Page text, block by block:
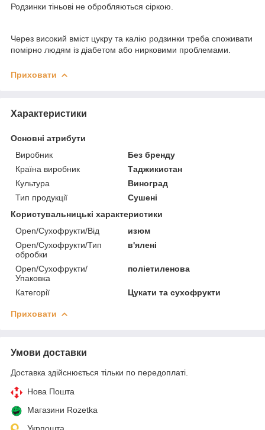
Родзинки тіньові не обробляються сіркою.
Через високий вміст цукру та калію родзинки треба споживати
помірно людям із діабетом або нирковими проблемами.
Приховати
Характеристики
Основні атрибути
Виробник
Без бренду
Країна виробник
Таджикистан
Культура
Виноград
Тип продукції
Сушені
Користувальницькі характеристики
Open/Сухофрукти/Від
изюм
Open/Сухофрукти/Тип
обробки
в'ялені
Open/Сухофрукти/
Упаковка
поліетиленова
Категорії Цукати та сухофрукти
Приховати
Умови доставки
Доставка здійснюється тільки по передоплаті.
Нова Пошта
Магазини Rozetka
Укрпошта